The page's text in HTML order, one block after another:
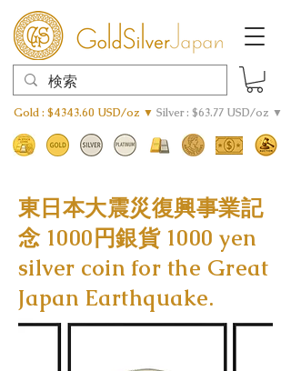
Gold : $4343.60 USD/oz ▼ Silver : $63.77 USD/oz ▼
東日本大震災復興事業記
念 1000円銀貨 1000 yen
silver coin for the Great
Japan Earthquake.